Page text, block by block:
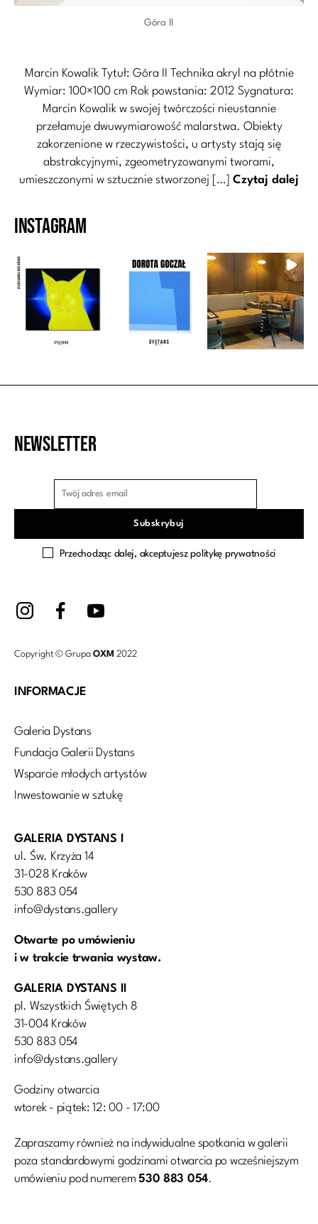
Góra II
Marcin Kowalik Tytuł: Góra II Technika akryl na płótnie
Wymiar: 100×100 cm Rok powstania: 2012 Sygnatura:
Marcin Kowalik w swojej twórczości nieustannie
przełamuje dwuwymiarowość malarstwa. Obiekty
zakorzenione w rzeczywistości, u artysty stają się
abstrakcyjnymi, zgeometryzowanymi tworami,
umieszczonymi w sztucznie stworzonej […] Czytaj dalej
Instagram
Newsletter
Przechodząc dalej, akceptujesz politykę prywatności
Copyright © Grupa OXM 2022
INFORMACJE
Galeria Dystans
Fundacja Galerii Dystans
Wsparcie młodych artystów
Inwestowanie w sztukę
GALERIA DYSTANS I
ul. Św. Krzyża 14
31-028 Kraków
530 883 054
info@dystans.gallery
Otwarte po umówieniu
i w trakcie trwania wystaw.
GALERIA DYSTANS II
pl. Wszystkich Świętych 8
31-004 Kraków
530 883 054
info@dystans.gallery
Godziny otwarcia
wtorek - piątek: 12: 00 - 17:00
Zapraszamy również na indywidualne spotkania w galerii
poza standardowymi godzinami otwarcia po wcześniejszym
umówieniu pod numerem530 883 054.